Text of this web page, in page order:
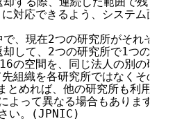
対応できるよう、システム面の検
、現在2つの研究所がそれぞれ/16
して、2つの研究所で1つの/16を
の空間を、同じ法人の別の研究所
組織を各研究所ではなくその法人
めれば、他の研究所も利用するこ
って異なる場合もありますので、
い。(JPNIC)